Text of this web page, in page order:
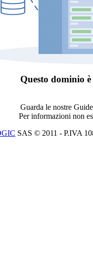
Questo dominio
Guarda le nostre
Per informazioni non
SAS © 2011 - P.IVA